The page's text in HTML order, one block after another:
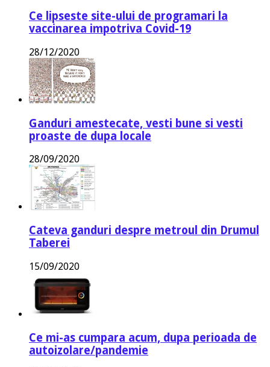
Ce lipseste site-ului de programari la
vaccinarea impotriva Covid-19
28/12/2020
Ganduri amestecate, vesti bune si vesti
proaste de dupa locale
28/09/2020
Cateva ganduri despre metroul din Drumul
Taberei
15/09/2020
Ce mi-as cumpara acum, dupa perioada de
autoizolare/pandemie